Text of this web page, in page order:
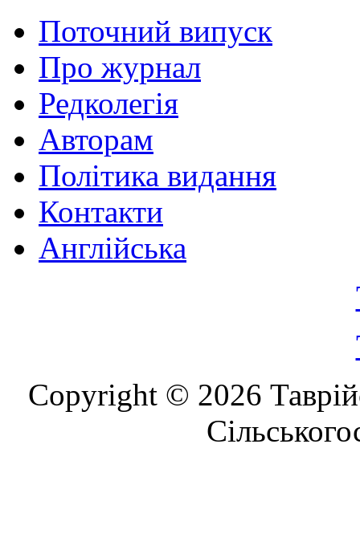
Поточний випуск
Про журнал
Редколегія
Авторам
Політика видання
Контакти
Англійська
Copyright © 2026